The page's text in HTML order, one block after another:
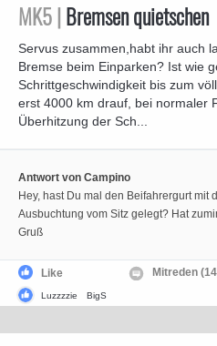
MK5 | Bremsen quietschen
Servus zusammen,habt ihr auch
Bremse beim Einparken? Ist wie
Schrittgeschwindigkeit bis zum
erst 4000 km drauf, bei normaler
Überhitzung der Sch...
Antwort von Campino
Hey, hast Du mal den Beifahrergurt mit
Ausbuchtung vom Sitz gelegt? Hat
Gruß
Like
Luzzzzie BigS
Mitreden